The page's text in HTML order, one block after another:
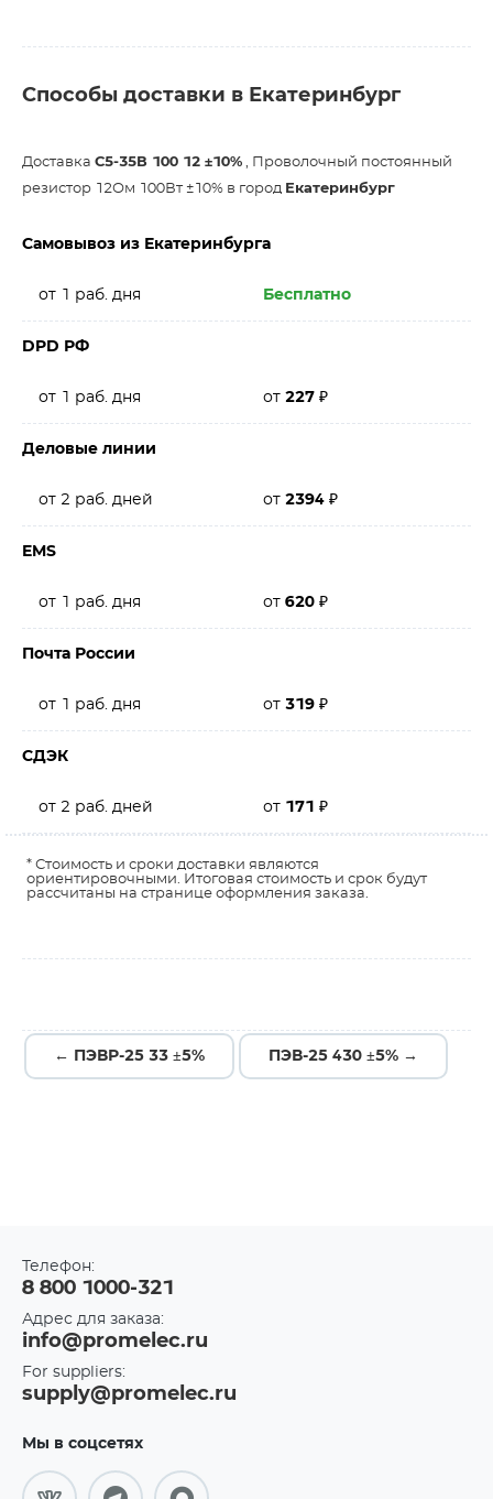
Способы доставки в Екатеринбург
Доставка С5-35В 100 12 ±10% , Проволочный постоянный
резистор 12Ом 100Вт ±10% в город Екатеринбург
Самовывоз из Екатеринбурга
от 1 раб. дня Бесплатно
DPD РФ
от 1 раб. дня от 227 ₽
Деловые линии
от 2 раб. дней от 2394 ₽
EMS
от 1 раб. дня от 620 ₽
Почта России
от 1 раб. дня от 319 ₽
СДЭК
от 2 раб. дней от 171 ₽
* Стоимость и сроки доставки являются
ориентировочными. Итоговая стоимость и срок будут
рассчитаны на странице оформления заказа.
← ПЭВР-25 33 ±5% ПЭВ-25 430 ±5% →
Телефон:
8 800 1000-321
Адрес для заказа:
info@promelec.ru
For suppliers:
supply@promelec.ru
Мы в соцсетях